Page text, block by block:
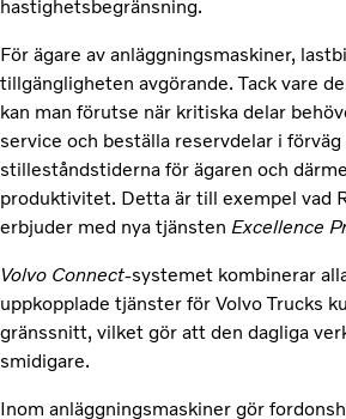
hastighetsbegränsning.
För ägare av anläggningsmaskiner,
tillgängligheten avgörande. Tack vare
kan man förutse när kritiska delar
service och beställa reservdelar i
stilleståndstiderna för ägaren och
produktivitet. Detta är till exempel vad
erbjuder med nya tjänsten Excellence
Volvo Connect-systemet kombinerar
uppkopplade tjänster för Volvo Trucks
gränssnitt, vilket gör att den dagliga
smidigare.
Inom anläggningsmaskiner gör